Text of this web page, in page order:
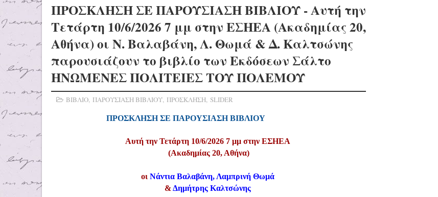
ΠΡΟΣΚΛΗΣΗ ΣΕ ΠΑΡΟΥΣΙΑΣΗ ΒΙΒΛΙΟΥ - Αυτή την
Τετάρτη 10/6/2026 7 μμ στην ΕΣΗΕΑ (Ακαδημίας 20,
Αθήνα) οι Ν. Βαλαβάνη, Λ. Θωμά & Δ. Καλτσώνης
παρουσιάζουν το βιβλίο των Εκδόσεων Σάλτο
ΗΝΩΜΕΝΕΣ ΠΟΛΙΤΕΙΕΣ ΤΟΥ ΠΟΛΕΜΟΥ
ΒΙΒΛΙΟ, ΠΑΡΟΥΣΙΑΣΗ ΒΙΒΛΙΟΥ, ΠΡΟΣΚΛΗΣΗ, SLIDER
ΠΡΟΣΚΛΗΣΗ ΣΕ ΠΑΡΟΥΣΙΑΣΗ ΒΙΒΛΙΟΥ
Αυτή την Τετάρτη 10/6/2026 7 μμ στην ΕΣΗΕΑ
(Ακαδημίας 20, Αθήνα)
οι Νάντια Βαλαβάνη, Λαμπρινή Θωμά
& Δημήτρης Καλτσώνης